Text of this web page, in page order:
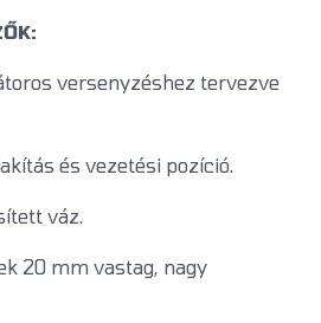
versenyzéshez tervezve
és vezetési pozíció.
váz.
20 mm vastag, nagy